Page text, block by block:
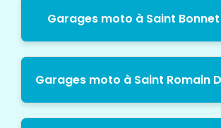
Garages moto à Saint Bonnet
Garages moto à Saint Romain